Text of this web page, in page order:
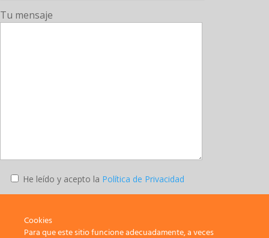
Tu mensaje
He leído y acepto la Política de Privacidad
Cookies
Para que este sitio funcione adecuadamente, a veces